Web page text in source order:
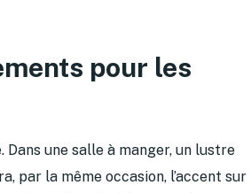
pour les
Dans une salle à manger, un lustre
par la même occasion, l’accent sur